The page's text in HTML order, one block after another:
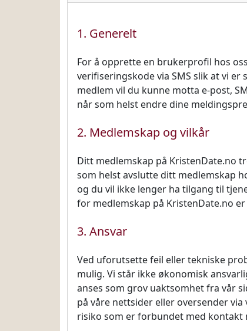
1. Generelt
For å opprette en brukerprofil hos
verifiseringskode via SMS slik at vi
medlem vil du kunne motta e-post,
når som helst endre dine
2. Medlemskap og vilkår
Ditt medlemskap på KristenDate.no
som helst avslutte ditt medlemskap
og du vil ikke lenger ha tilgang til
for medlemskap på KristenDate.no er
3. Ansvar
Ved uforutsette feil eller tekniske
mulig. Vi står ikke økonomisk
anses som grov uaktsomhet fra vår
på våre nettsider eller oversender
risiko som er forbundet med kontakt